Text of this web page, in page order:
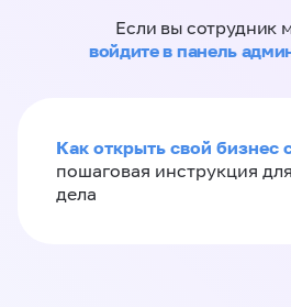
Если вы сотрудник
войдите в панель
Как открыть свой бизнес
пошаговая инструкция
дела